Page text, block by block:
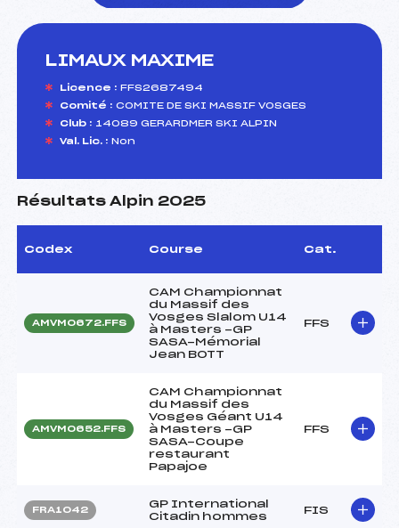
LIMAUX MAXIME
Licence : FFS2687494
Comité : COMITE DE SKI MASSIF VOSGES
Club : 14089 GERARDMER SKI ALPIN
Val. Lic. : Non
Résultats Alpin 2025
Codex Course Cat.
AMVM0672.FFS
CAM Championnat
du Massif des
Vosges Slalom U14
à Masters -GP
SASA-Mémorial
Jean BOTT
FFS
AMVM0652.FFS
CAM Championnat
du Massif des
Vosges Géant U14
à Masters -GP
SASA-Coupe
restaurant
Papajoe
FFS
FRA1042
GP International
Citadin hommes
FIS